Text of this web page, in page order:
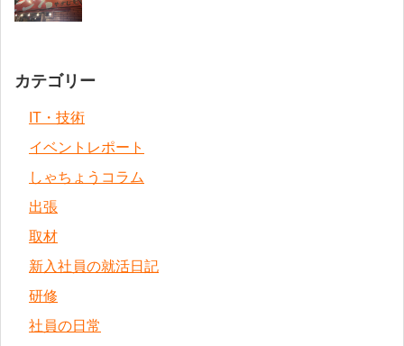
カテゴリー
IT・技術
イベントレポート
しゃちょうコラム
出張
取材
新入社員の就活日記
研修
社員の日常